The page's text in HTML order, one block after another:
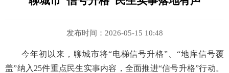
发布时间：2026-05-15 10:48
今年初以来，聊城市将“电梯信号升格”、“地库信号覆
盖”纳入25件重点民生实事内容，全面推进“信号升格”行动。